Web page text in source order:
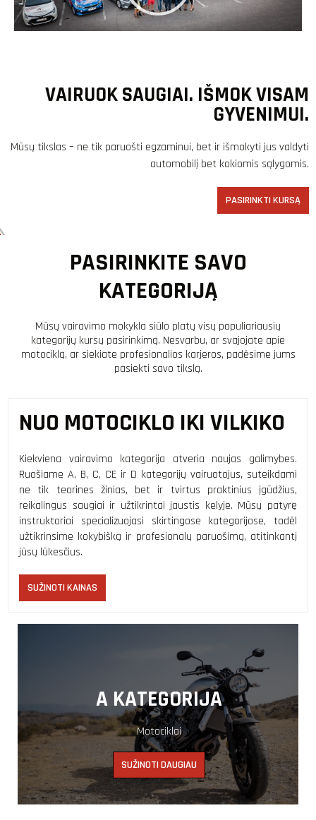
VAIRUOK SAUGIAI. IŠMOK VISAM
GYVENIMUI.
Mūsų tikslas – ne tik paruošti egzaminui, bet ir išmokyti jus valdyti
automobilį bet kokiomis sąlygomis.
PASIRINKTI KURSĄ
PASIRINKITE SAVO
KATEGORIJĄ
Mūsų vairavimo mokykla siūlo platų visų populiariausių
kategorijų kursų pasirinkimą. Nesvarbu, ar svajojate apie
motociklą, ar siekiate profesionalios karjeros, padėsime jums
pasiekti savo tikslą.
NUO MOTOCIKLO IKI VILKIKO
Kiekviena vairavimo kategorija atveria naujas galimybes.
Ruošiame A, B, C, CE ir D kategorijų vairuotojus, suteikdami
ne tik teorines žinias, bet ir tvirtus praktinius įgūdžius,
reikalingus saugiai ir užtikrintai jaustis kelyje. Mūsų patyrę
instruktoriai specializuojasi skirtingose kategorijose, todėl
užtikrinsime kokybišką ir profesionalų paruošimą, atitinkantį
jūsų lūkesčius.
SUŽINOTI KAINAS
A KATEGORIJA
Motociklai
SUŽINOTI DAUGIAU